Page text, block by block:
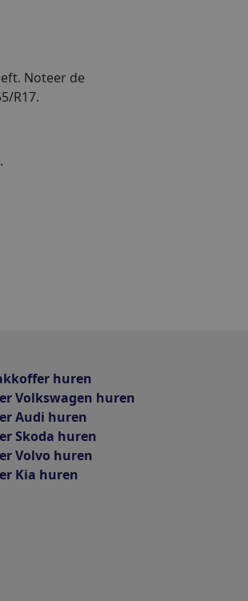
Noteer de
R17.
huren
Volkswagen huren
Audi huren
Skoda huren
Volvo huren
Kia huren